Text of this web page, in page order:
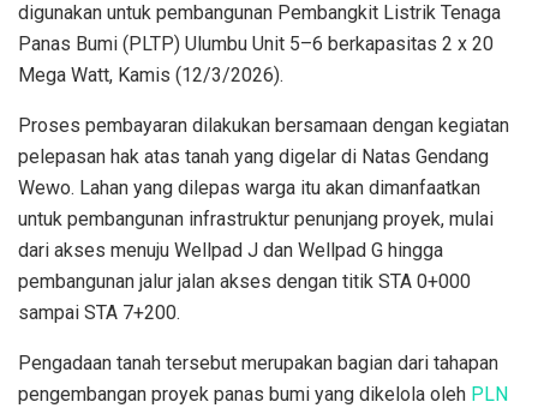
digunakan untuk pembangunan Pembangkit Listrik Tenaga
Panas Bumi (PLTP) Ulumbu Unit 5–6 berkapasitas 2 x 20
Mega Watt, Kamis (12/3/2026).
Proses pembayaran dilakukan bersamaan dengan kegiatan
pelepasan hak atas tanah yang digelar di Natas Gendang
Wewo. Lahan yang dilepas warga itu akan dimanfaatkan
untuk pembangunan infrastruktur penunjang proyek, mulai
dari akses menuju Wellpad J dan Wellpad G hingga
pembangunan jalur jalan akses dengan titik STA 0+000
sampai STA 7+200.
Pengadaan tanah tersebut merupakan bagian dari tahapan
pengembangan proyek panas bumi yang dikelola oleh PLN